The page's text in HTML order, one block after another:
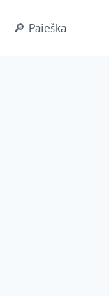
🔎 Paieška